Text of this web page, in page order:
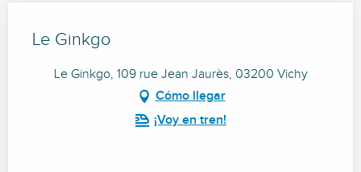
Le Ginkgo
Le Ginkgo, 109 rue Jean Jaurès, 03200 Vichy
Cómo llegar
¡Voy en tren!